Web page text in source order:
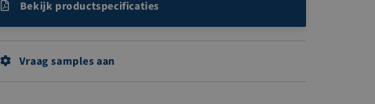
Bekijk productspecificaties
Vraag samples aan